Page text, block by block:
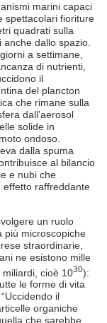
marini capaci
spettacolari fioriture
quadrati sulla
dallo spazio.
a settimane,
di nutrienti,
il
del plancton
che rimane sulla
dall’aerosol
solide in
ondoso.
dalla spuma
al bilancio
e nubi che
effetto raffreddante
un ruolo
più microscopiche
straordinarie,
ne esistono mille
cioè 1030):
le forme di vita
il
organiche
che sarebbe